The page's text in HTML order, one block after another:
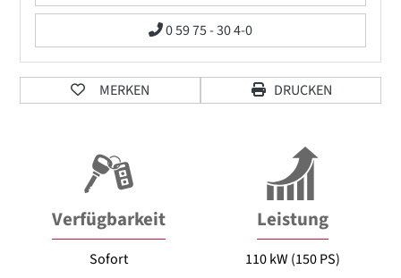
0 59 75 - 30 4-0
MERKEN DRUCKEN
Verfügbarkeit
Sofort
Leistung
110 kW (150 PS)